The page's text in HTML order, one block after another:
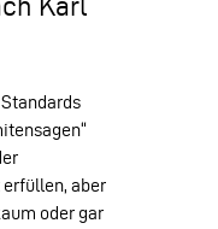
aber
oder gar